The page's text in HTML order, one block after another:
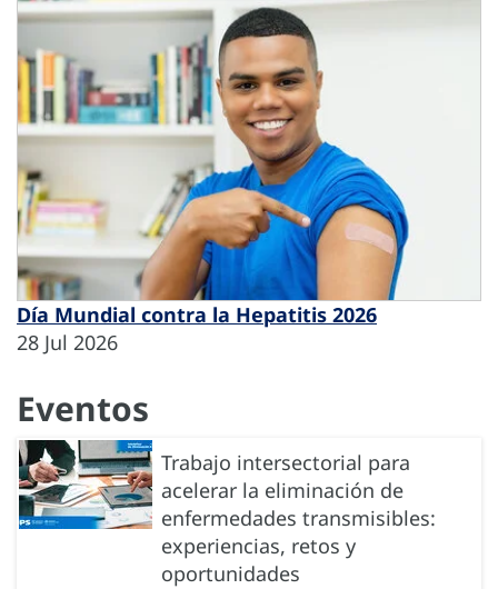
Día Mundial contra la Hepatitis 2026
28 Jul 2026
Eventos
Trabajo intersectorial para
acelerar la eliminación de
enfermedades transmisibles:
experiencias, retos y
oportunidades